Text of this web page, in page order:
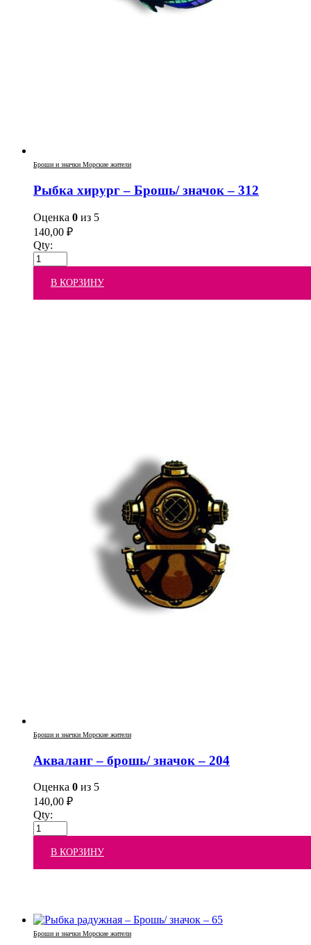
Броши и значки Морские жители
Рыбка хирург – Брошь/ значок – 312
Оценка 0 из 5
140,00 ₽
Qty:
В КОРЗИНУ
Броши и значки Морские жители
Акваланг – брошь/ значок – 204
Оценка 0 из 5
140,00 ₽
Qty:
В КОРЗИНУ
Броши и значки Морские жители